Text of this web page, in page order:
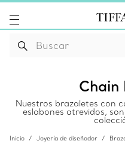
Chain
Nuestros brazaletes con
eslabones atrevidos,
Inicio Joyería de diseñador